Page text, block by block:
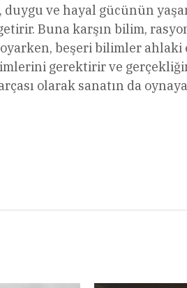
ve hayal gücünün
Buna karşın bilim,
beşeri bilimler ahlaki
gerektirir ve
olarak sanatın da